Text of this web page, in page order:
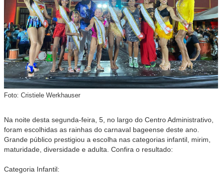
Foto: Cristiele Werkhauser
Na noite desta segunda-feira, 5, no largo do Centro Administrativo,
foram escolhidas as rainhas do carnaval bageense deste ano.
Grande público prestigiou a escolha nas categorias infantil, mirim,
maturidade, diversidade e adulta. Confira o resultado:
Categoria Infantil: